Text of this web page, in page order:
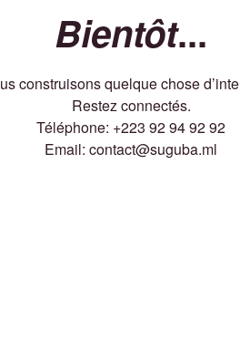
Bientôt...
construisons quelque chose
Restez connectés.
Téléphone: +223 92 94 92 92
Email: contact@suguba.ml